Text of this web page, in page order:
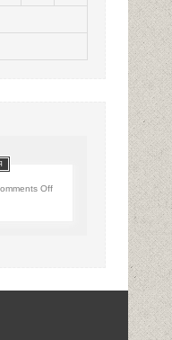
Off